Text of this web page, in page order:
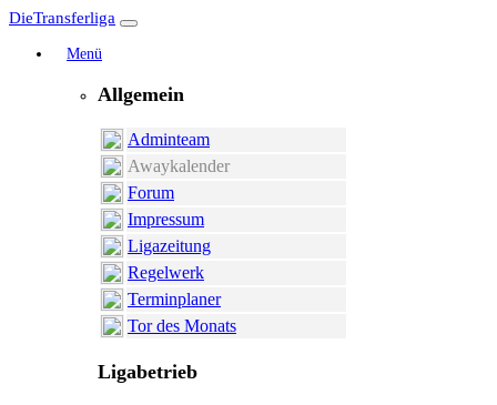
DieTransferliga
Menü
Allgemein
Adminteam
Awaykalender
Forum
Impressum
Ligazeitung
Regelwerk
Terminplaner
Tor des Monats
Ligabetrieb